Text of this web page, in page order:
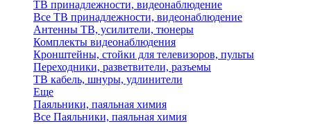
ТВ принадлежности, видеонаблюдение
Все ТВ принадлежности, видеонаблюдение
Антенны ТВ, усилители, тюнеры
Комплекты видеонаблюдения
Кронштейны, стойки для телевизоров, пульты
Переходники, разветвители, разъемы
ТВ кабель, шнуры, удлинители
Еще
Паяльники, паяльная химия
Все Паяльники, паяльная химия